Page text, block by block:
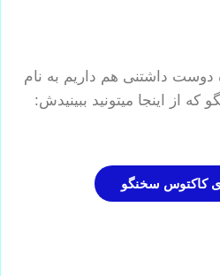
دوست داشتنی هم داریم به نام
از اینجا میتونید ببینیدش:
کاکتوس سخنگو